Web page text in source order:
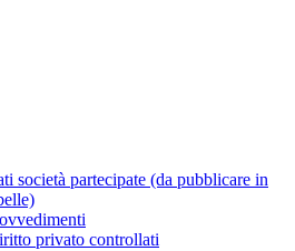
società partecipate (da pubblicare in
privato controllati